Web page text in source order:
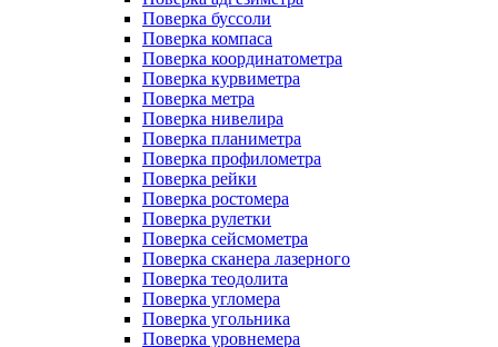
Поверка буссоли
Поверка компаса
Поверка координатометра
Поверка курвиметра
Поверка метра
Поверка нивелира
Поверка планиметра
Поверка профилометра
Поверка рейки
Поверка ростомера
Поверка рулетки
Поверка сейсмометра
Поверка сканера лазерного
Поверка теодолита
Поверка угломера
Поверка угольника
Поверка уровнемера